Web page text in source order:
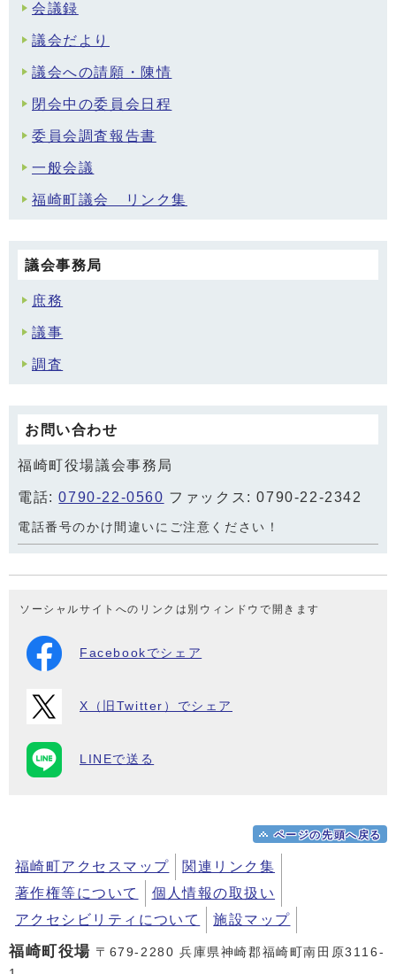
会議録
議会だより
議会への請願・陳情
閉会中の委員会日程
委員会調査報告書
一般会議
福崎町議会 リンク集
議会事務局
庶務
議事
調査
お問い合わせ
福崎町役場議会事務局
電話:0790-22-0560 ファックス: 0790-22-2342
電話番号のかけ間違いにご注意ください！
ソーシャルサイトへのリンクは別ウィンドウで開きます
Facebookでシェア
X（旧Twitter）でシェア
LINEで送る
ページの先頭へ戻る
福崎町アクセスマップ
関連リンク集
著作権等について
個人情報の取扱い
アクセシビリティについて
施設マップ
福崎町役場 〒679-2280 兵庫県神崎郡福崎町南田原3116-